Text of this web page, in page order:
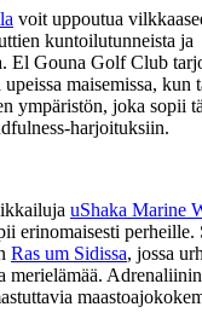
voit uppoutua
kuntoilutunneista ja
El Gouna Golf Club
maisemissa, kun
ympäristön, joka sopii
harjoituksiin.
uShaka Marine
erinomaisesti perheille.
Ras um Sidissa, jossa
merielämää.